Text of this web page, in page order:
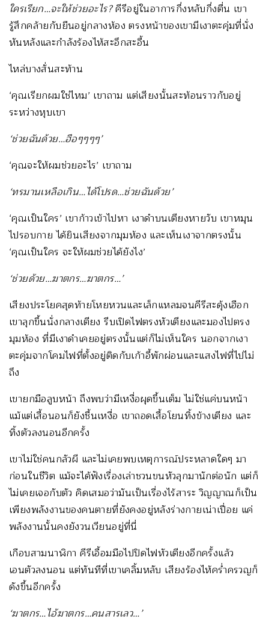
ใครเรียก…จะให้ช่วยอะไร?คีรีอยู่ในอาการกึ่งหลับกึ่งตื่น เขา
รู้สึกคล้ายกับยืนอยู่กลางห้อง ตรงหน้าของเขามีเงาตะคุ่มที่นั่ง
หันหลังและกำลังร้องไห้สะอึกสะอื้น
ไหล่บางสั่นสะท้าน
‘คุณเรียกผมใช่ไหม’ เขาถาม แต่เสียงนั้นสะท้อนราวกับอยู่
ระหว่างหุบเขา
‘ช่วยฉันด้วย…ฮือๆๆๆๆ’
‘คุณจะให้ผมช่วยอะไร’ เขาถาม
‘ทรมานเหลือเกิน…ได้โปรด…ช่วยฉันด้วย’
‘คุณเป็นใคร’ เขาก้าวเข้าไปหา เงาดำบนเตียงหายวับ เขาหมุน
ไปรอบกาย ได้ยินเสียงจากมุมห้อง และเห็นเงาจากตรงนั้น
‘คุณเป็นใคร จะให้ผมช่วยได้ยังไง’
‘ช่วยด้วย…ฆาตกร…ฆาตกร…’
เสียงประโยคสุดท้ายโหยหวนและเล็กแหลมจนคีรีสะดุ้งเฮือก
เขาลุกขึ้นนั่งกลางเตียง รีบเปิดไฟตรงหัวเตียงและมองไปตรง
มุมห้อง ที่มีเงาดำเคยอยู่ตรงนั้นแต่ก็ไม่เห็นใคร นอกจากเงา
ตะคุ่มจากโคมไฟที่ตั้งอยู่ติดกับเก้าอี้พักผ่อนและแสงไฟที่ไปไม่
ถึง
เขายกมือลูบหน้า ถึงพบว่ามีเหงื่อผุดขึ้นเต็ม ไม่ใช่แค่บนหน้า
แม้แต่เสื้อนอนก็ยังชื้นเหงื่อ เขาถอดเสื้อโยนทิ้งข้างเตียง และ
ทิ้งตัวลงนอนอีกครั้ง
เขาไม่ใช่คนกลัวผี และไม่เคยพบเหตุการณ์ประหลาดใดๆ มา
ก่อนในชีวิต แม้จะได้ฟังเรื่องเล่าชวนขนหัวลุกมานักต่อนัก แต่ก็
ไม่เคยเจอกับตัว คิดเสมอว่ามันเป็นเรื่องไร้สาระ วิญญาณก็เป็น
เพียงพลังงานของคนตายที่ยังคงอยู่หลังร่างกายเน่าเปื่อย แค่
พลังงานนั้นคงยังวนเวียนอยู่ที่นี่
เกือบสามนาฬิกา คีรีเอื้อมมือไปปิดไฟหัวเตียงอีกครั้งแล้ว
เอนตัวลงนอน แต่ทันทีที่เขาเคลิ้มหลับ เสียงร้องไห้คร่ำครวญก็
ดังขึ้นอีกครั้ง
‘ฆาตกร…ไอ้ฆาตกร…คนสารเลว…’